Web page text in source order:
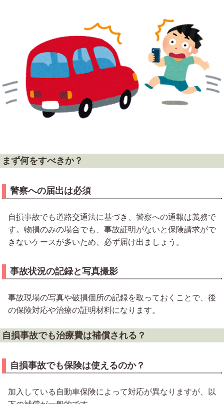
まず何をすべきか？
警察への届出は必須
自損事故でも道路交通法に基づき、警察への通報は義務で
す。物損のみの場合でも、事故証明がないと保険請求がで
きないケースが多いため、必ず届け出ましょう。
事故状況の記録と写真撮影
事故現場の写真や破損個所の記録を取っておくことで、後
の保険対応や治療の証明材料になります。
自損事故でも治療費は補償される？
自損事故でも保険は使えるのか？
加入している自動車保険によって対応が異なりますが、以